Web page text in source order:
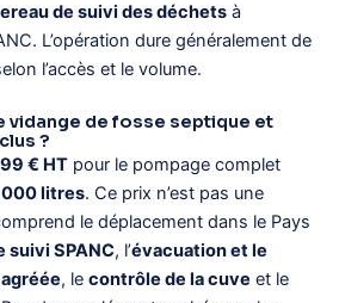
de suivi des déchets à
L’opération dure généralement de
l’accès et le volume.
vidange de fosse septique et
?
€ HT pour le pompage complet
litres. Ce prix n’est pas une
le déplacement dans le Pays
suivi SPANC, l’évacuation et le
, le contrôle de la cuve et le